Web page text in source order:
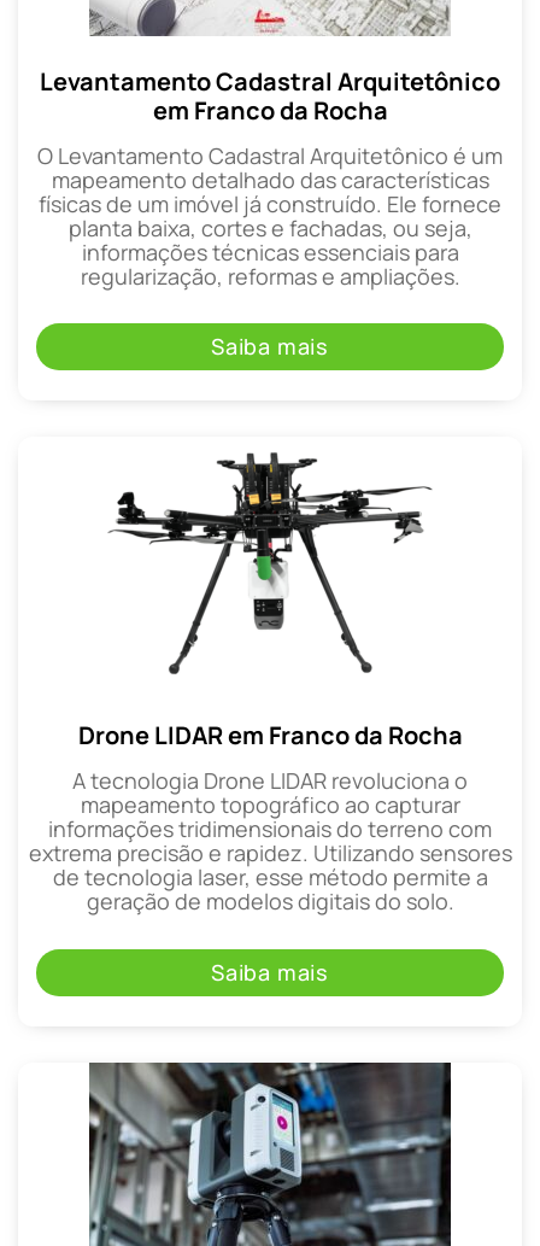
Levantamento Cadastral Arquitetônico
em Franco da Rocha
O Levantamento Cadastral Arquitetônico é um
mapeamento detalhado das características
físicas de um imóvel já construído. Ele fornece
planta baixa, cortes e fachadas, ou seja,
informações técnicas essenciais para
regularização, reformas e ampliações.
Saiba mais
Drone LIDAR em Franco da Rocha
A tecnologia Drone LIDAR revoluciona o
mapeamento topográfico ao capturar
informações tridimensionais do terreno com
extrema precisão e rapidez. Utilizando sensores
de tecnologia laser, esse método permite a
geração de modelos digitais do solo.
Saiba mais